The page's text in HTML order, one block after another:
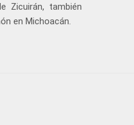
Zicuirán, también
en Michoacán.